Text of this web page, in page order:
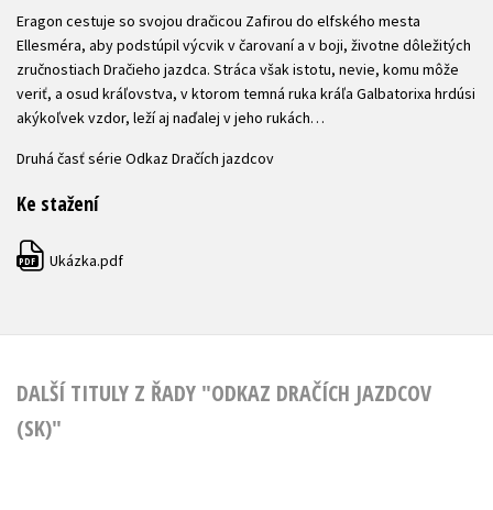
Eragon cestuje so svojou dračicou Zafirou do elfského mesta
Ellesméra, aby podstúpil výcvik v čarovaní a v boji, životne dôležitých
zručnostiach Dračieho jazdca. Stráca však istotu, nevie, komu môže
veriť, a osud kráľovstva, v ktorom temná ruka kráľa Galbatorixa hrdúsi
akýkoľvek vzdor, leží aj naďalej v jeho rukách…
Druhá časť série Odkaz Dračích jazdcov
Ke stažení
PDF Ukázka.pdf
DALŠÍ TITULY Z ŘADY "ODKAZ DRAČÍCH JAZDCOV
(SK)"